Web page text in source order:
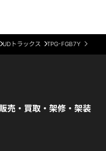
UDトラックス TPG-FGB7Y
売・買取・架修・架装